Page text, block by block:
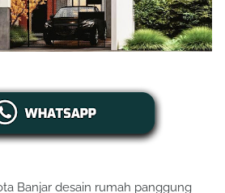
Banjar desain rumah panggung